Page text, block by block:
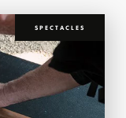
SPECTACLES